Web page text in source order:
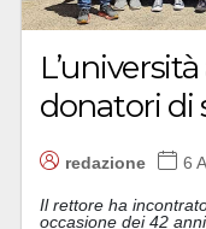
donatori di
redazione 6
Il rettore ha
occasione dei 42